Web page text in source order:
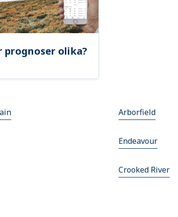
prognoser olika?
Arborfield
Endeavour
Crooked River